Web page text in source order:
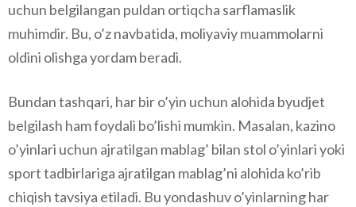
uchun belgilangan puldan ortiqcha sarflamaslik
muhimdir. Bu, o’z navbatida, moliyaviy muammolarni
oldini olishga yordam beradi.
Bundan tashqari, har bir o’yin uchun alohida byudjet
belgilash ham foydali bo’lishi mumkin. Masalan, kazino
o’yinlari uchun ajratilgan mablag’ bilan stol o’yinlari yoki
sport tadbirlariga ajratilgan mablag’ni alohida ko’rib
chiqish tavsiya etiladi. Bu yondashuv o’yinlarning har